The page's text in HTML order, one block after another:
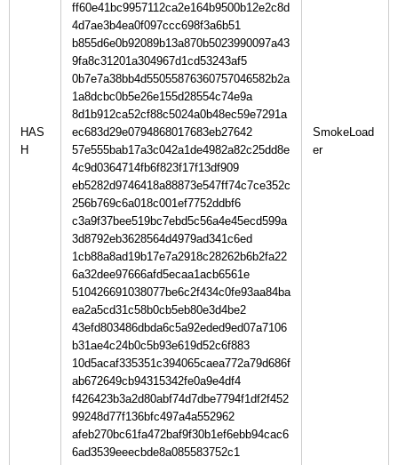
HAS
H
ff60e41bc9957112ca2e164b9500b12e2c8d
4d7ae3b4ea0f097ccc698f3a6b51
b855d6e0b92089b13a870b5023990097a43
9fa8c31201a304967d1cd53243af5
0b7e7a38bb4d55055876360757046582b2a
1a8dcbc0b5e26e155d28554c74e9a
8d1b912ca52cf88c5024a0b48ec59e7291a
ec683d29e0794868017683eb27642
57e555bab17a3c042a1de4982a82c25dd8e
4c9d0364714fb6f823f17f13df909
eb5282d9746418a88873e547ff74c7ce352c
256b769c6a018c001ef7752ddbf6
c3a9f37bee519bc7ebd5c56a4e45ecd599a
3d8792eb3628564d4979ad341c6ed
1cb88a8ad19b17e7a2918c28262b6b2fa22
6a32dee97666afd5ecaa1acb6561e
510426691038077be6c2f434c0fe93aa84ba
ea2a5cd31c58b0cb5eb80e3d4be2
43efd803486dbda6c5a92eded9ed07a7106
b31ae4c24b0c5b93e619d52c6f883
10d5acaf335351c394065caea772a79d686f
ab672649cb94315342fe0a9e4df4
f426423b3a2d80abf74d7dbe7794f1df2f452
99248d77f136bfc497a4a552962
afeb270bc61fa472baf9f30b1ef6ebb94cac6
6ad3539eeecbde8a085583752c1
SmokeLoad